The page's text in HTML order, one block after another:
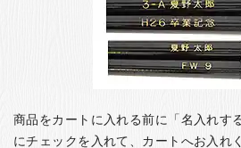
商品をカートに入れる前に「名入れす
にチェックを入れて、カートへお入れ